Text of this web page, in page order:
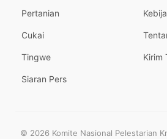
Pertanian
Cukai
Tingwe
Siaran Pers
Kirim
© 2026 Komite Nasional Pelestarian